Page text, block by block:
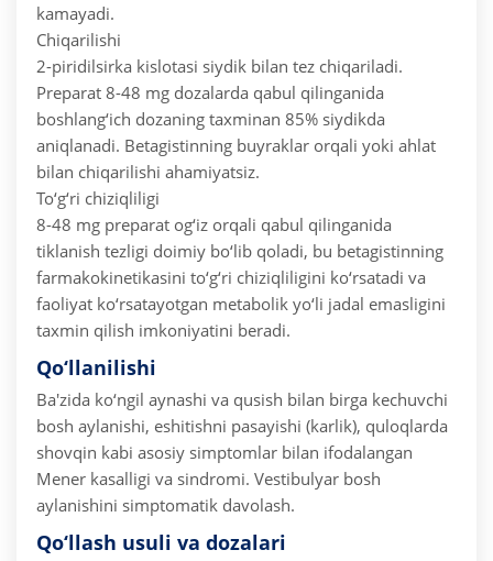
kamayadi.
Chiqarilishi
2-piridilsirka kislotasi siydik bilan tez chiqariladi.
Preparat 8-48 mg dozalarda qabul qilinganida
boshlang‘ich dozaning taxminan 85% siydikda
aniqlanadi. Betagistinning buyraklar orqali yoki ahlat
bilan chiqarilishi ahamiyatsiz.
To‘g‘ri chiziqliligi
8-48 mg preparat og‘iz orqali qabul qilinganida
tiklanish tezligi doimiy bo‘lib qoladi, bu betagistinning
farmakokinetikasini to‘g‘ri chiziqliligini ko‘rsatadi va
faoliyat ko‘rsatayotgan metabolik yo‘li jadal emasligini
taxmin qilish imkoniyatini beradi.
Qo‘llanilishi
Ba'zida ko‘ngil aynashi va qusish bilan birga kechuvchi
bosh aylanishi, eshitishni pasayishi (karlik), quloqlarda
shovqin kabi asosiy simptomlar bilan ifodalangan
Mener kasalligi va sindromi. Vestibulyar bosh
aylanishini simptomatik davolash.
Qo‘llash usuli va dozalari